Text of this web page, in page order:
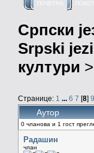
Српски
Srpski
култури >
Странице: 1 ... 6 7 [8] 9
Аутор
0 чланова и 1 гост
Радашин
члан